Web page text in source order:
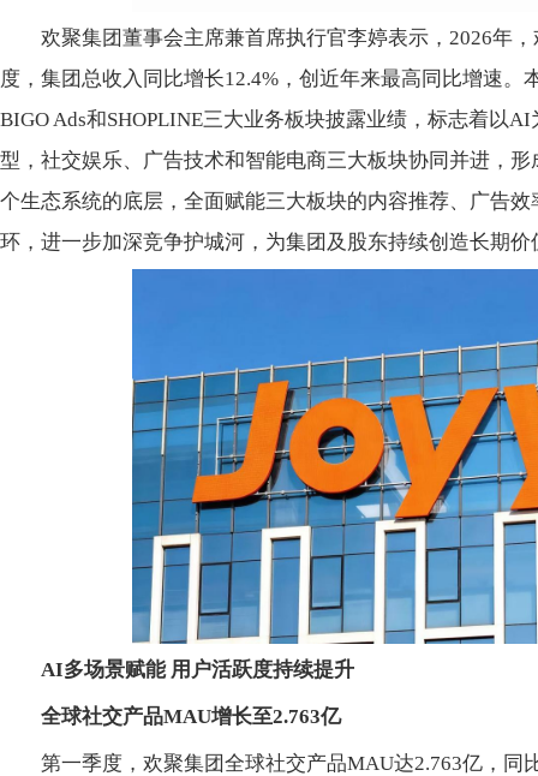
欢聚集团董事会主席兼首席执行官李婷表示，2026年
度，集团总收入同比增长12.4%，创 近年来最高同比增速。
BIGO Ads和SHOPLINE三大业务板块披露业绩，标志着以
型，社交娱乐、广告技术和智能电商三大板块协同并进，
个生态系统的底层，全面赋能三大板块的内容推荐、广告
环，进一步加深竞争护城河，为集团及股东持续创造长期价
AI多场景赋能 用户活跃度持续提升
全球社交产品MAU增长至2.763亿
第一季度，欢聚集团全球社交产品MAU达2.763亿，同